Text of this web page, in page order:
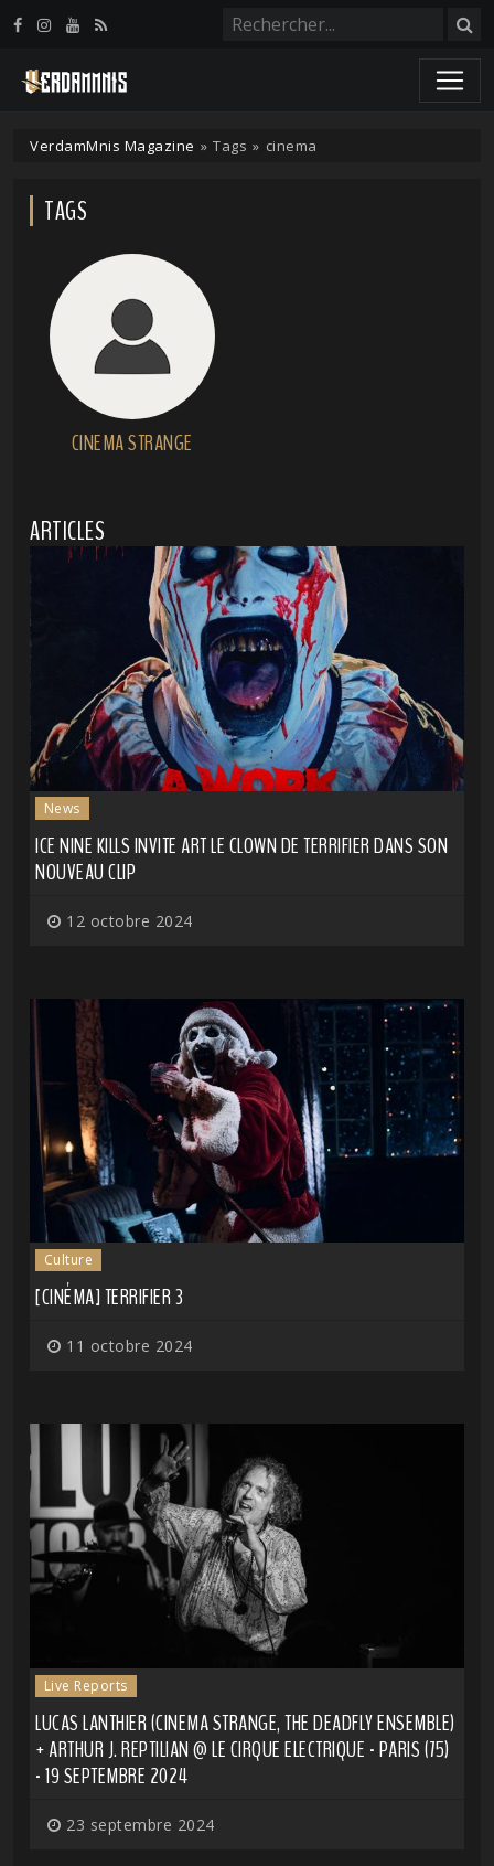
VerdamMnis Magazine » Tags » cinema
TAGS
CINEMA STRANGE
ARTICLES
News
ICE NINE KILLS INVITE ART LE CLOWN DE TERRIFIER DANS SON
NOUVEAU CLIP
12 octobre 2024
Culture
[CINÉMA] TERRIFIER 3
11 octobre 2024
Live Reports
LUCAS LANTHIER (CINEMA STRANGE, THE DEADFLY ENSEMBLE)
+ ARTHUR J. REPTILIAN @ LE CIRQUE ELECTRIQUE - PARIS (75)
- 19 SEPTEMBRE 2024
23 septembre 2024
Panneau de gestion des cookies